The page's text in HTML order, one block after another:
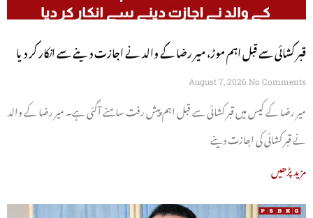
قبر کشائی سے قبل اہم موڑ، میر رضا کے والد نے اجازت دینے سے انکار کر دیا
August 7, 2026 No Comments
میر رضا کے کیس میں قبر کشائی سے قبل اہم پیش رفت سامنے آگئی ہے۔ میر رضا کے والد
نے قبر کشائی کی اجازت دینے
مزید پڑھیں